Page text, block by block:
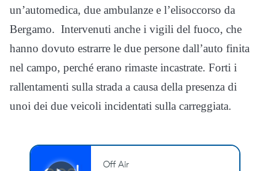
un’automedica, due ambulanze e l’elisoccorso da
Bergamo. Intervenuti anche i vigili del fuoco, che
hanno dovuto estrarre le due persone dall’auto finita
nel campo, perché erano rimaste incastrate. Forti i
rallentamenti sulla strada a causa della presenza di
unoi dei due veicoli incidentati sulla carreggiata.